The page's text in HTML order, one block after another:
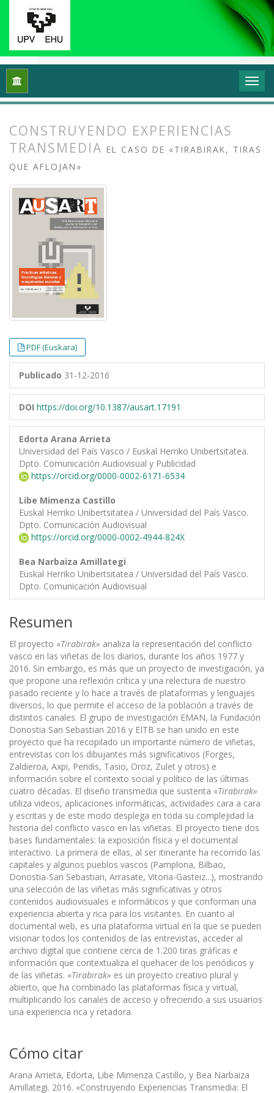
Inicio Vol. 4 Núm. 2 (2016): Prácticas artísticas,
CONSTRUYENDO EXPERIENCIAS
TRANSMEDIA EL CASO DE «TIRABIRAK, TIRAS
QUE AFLOJAN»
PDF (Euskara)
Publicado 31-12-2016
DOI https://doi.org/10.1387/ausart.17191
Edorta Arana Arrieta
Universidad del País Vasco / Euskal Herriko Unibertsitatea.
Dpto. Comunicación Audiovisual y Publicidad
https://orcid.org/0000-0002-6171-6534
Libe Mimenza Castillo
Euskal Herriko Unibertsitatea / Universidad del País Vasco.
Dpto. Comunicación Audiovisual
https://orcid.org/0000-0002-4944-824X
Bea Narbaiza Amillategi
Euskal Herriko Unibertsitatea / Universidad del País Vasco.
Dpto. Comunicación Audiovisual
Resumen
El proyecto «Tirabirak» analiza la representación del conflicto
vasco en las viñetas de los diarios, durante los años 1977 y
2016. Sin embargo, es más que un proyecto de investigación, ya
que propone una reflexión crítica y una relectura de nuestro
pasado reciente y lo hace a través de plataformas y lenguajes
diversos, lo que permite el acceso de la población a través de
distintos canales. El grupo de investigación EMAN, la Fundación
Donostia San Sebastian 2016 y EITB se han unido en este
proyecto que ha recopilado un importante número de viñetas,
entrevistas con los dibujantes más significativos (Forges,
Zaldieroa, Axpi, Peridis, Tasio, Oroz, Zulet y otros) e
información sobre el contexto social y político de las últimas
cuatro décadas. El diseño transmedia que sustenta «Tirabirak»
utiliza videos, aplicaciones informáticas, actividades cara a cara
y escritas y de este modo desplega en toda su complejidad la
historia del conflicto vasco en las viñetas. El proyecto tiene dos
bases fundamentales: la exposición física y el documental
interactivo. La primera de ellas, al ser itinerante ha recorrido las
capitales y algunos pueblos vascos (Pamplona, Bilbao,
Donostia-San Sebastian, Arrasate, Vitoria-Gasteiz...), mostrando
una selección de las viñetas más significativas y otros
contenidos audiovisuales e informáticos y que conforman una
experiencia abierta y rica para los visitantes. En cuanto al
documental web, es una plataforma virtual en la que se pueden
visionar todos los contenidos de las entrevistas, acceder al
archivo digital que contiene cerca de 1.200 tiras gráficas e
información que contextualiza el quehacer de los periódicos y
de las viñetas. «Tirabirak» es un proyecto creativo plural y
abierto, que ha combinado las plataformas física y virtual,
multiplicando los canales de acceso y ofreciendo a sus usuarios
una experiencia rica y retadora.
Cómo citar
Arana Arrieta, Edorta, Libe Mimenza Castillo, y Bea Narbaiza
Amillategi. 2016. «Construyendo Experiencias Transmedia: El